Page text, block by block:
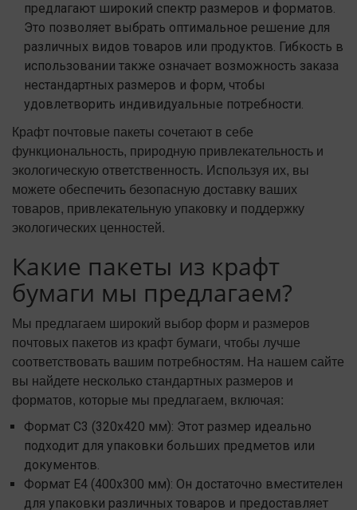
предлагают широкий спектр размеров и форматов.
Это позволяет выбрать оптимальное решение для
различных видов товаров или продуктов. Гибкость в
использовании также означает возможность заказа
нестандартных размеров и форм, чтобы
удовлетворить индивидуальные потребности.
Крафт почтовые пакеты сочетают в себе
функциональность, природную привлекательность и
экологическую ответственность. Используя их, вы
можете обеспечить безопасную доставку ваших
товаров, привлекательную упаковку и поддержку
экологических ценностей.
Какие пакеты из крафт
бумаги мы предлагаем?
Мы предлагаем широкий выбор форм и размеров
почтовых пакетов из крафт бумаги, чтобы лучше
соответствовать вашим потребностям. На нашем сайте
вы найдете несколько стандартных размеров и
форматов, которые мы предлагаем, включая:
Формат С3 (320x420 мм): Этот размер идеально
подходит для упаковки больших предметов или
документов.
Формат Е4 (400x300 мм): Он достаточно вместителен
для упаковки различных товаров и предоставляет